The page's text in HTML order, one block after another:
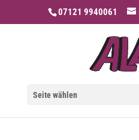
07121 9940061
Seite wählen